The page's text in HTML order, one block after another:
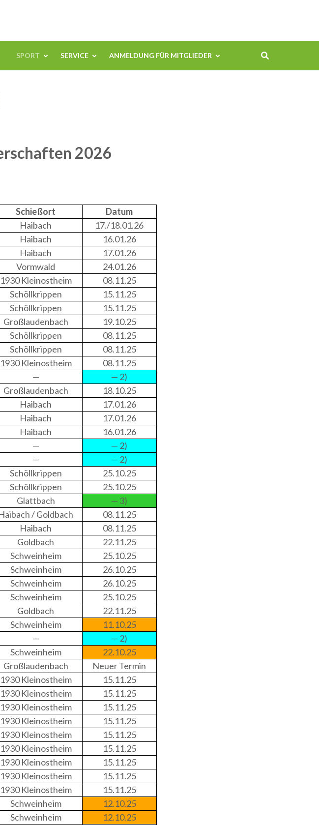
SPORT SERVICE ANMELDUNG FÜR MITGLIEDER
2026
Schießort
Datum
Haibach
17./18.01.26
Haibach
16.01.26
Haibach
17.01.26
Vormwald
24.01.26
1930 Kleinostheim
08.11.25
Schöllkrippen
15.11.25
Schöllkrippen
15.11.25
Großlaudenbach
19.10.25
Schöllkrippen
08.11.25
Schöllkrippen
08.11.25
1930 Kleinostheim
08.11.25
—
— 2)
Großlaudenbach
18.10.25
Haibach
17.01.26
Haibach
17.01.26
Haibach
16.01.26
—
— 2)
—
— 2)
Schöllkrippen
25.10.25
Schöllkrippen
25.10.25
Glattbach
— 3)
/ Goldbach
08.11.25
Haibach
08.11.25
Goldbach
22.11.25
Schweinheim
25.10.25
Schweinheim
26.10.25
Schweinheim
26.10.25
Schweinheim
25.10.25
Goldbach
22.11.25
Schweinheim
11.10.25
—
— 2)
Schweinheim
22.10.25
Großlaudenbach
Neuer Termin
1930 Kleinostheim
15.11.25
1930 Kleinostheim
15.11.25
1930 Kleinostheim
15.11.25
1930 Kleinostheim
15.11.25
1930 Kleinostheim
15.11.25
1930 Kleinostheim
15.11.25
1930 Kleinostheim
15.11.25
1930 Kleinostheim
15.11.25
1930 Kleinostheim
15.11.25
Schweinheim
12.10.25
Schweinheim
12.10.25